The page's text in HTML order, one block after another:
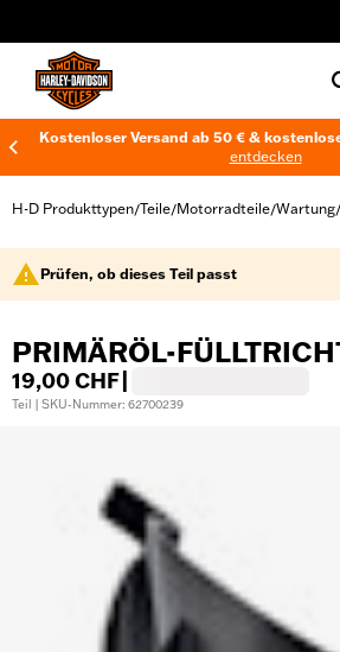
Kostenloser Versand ab 50 € &
entdecken
H-D Produkttypen/Teile/Motorradteile/Wartung/
Prüfen, ob dieses Teil passt
PRIMÄRÖL-
19,00 CHF
Teil | SKU-Nummer: 62700239